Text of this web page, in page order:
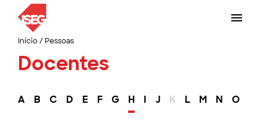
Início/ Pessoas
Docentes
A B C D E F G H I J K L M N O